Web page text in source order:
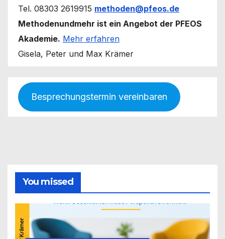
Tel. 08303 2619915 methoden@pfeos.de
Methodenundmehr ist ein Angebot der PFEOS
Akademie. Mehr erfahren
Gisela, Peter und Max Krämer
Besprechungstermin vereinbaren
You missed